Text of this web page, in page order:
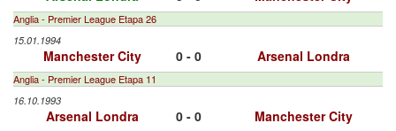
Anglia - Premier League Etapa 26
15.01.1994
Manchester City 0 - 0 Arsenal Londra
Anglia - Premier League Etapa 11
16.10.1993
Arsenal Londra 0 - 0 Manchester City